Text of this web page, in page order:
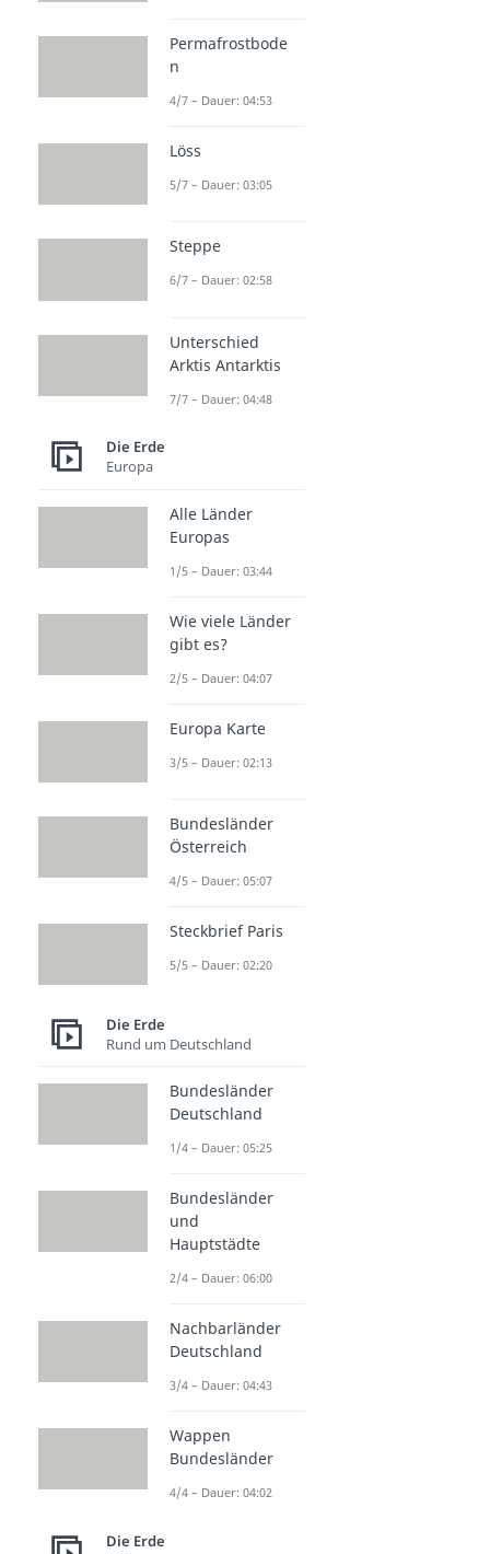
Permafrostbode
n
4/7 – Dauer: 04:53
Löss
5/7 – Dauer: 03:05
Steppe
6/7 – Dauer: 02:58
Unterschied
Arktis Antarktis
7/7 – Dauer: 04:48
Die Erde
Europa
Alle Länder
Europas
1/5 – Dauer: 03:44
Wie viele Länder
gibt es?
2/5 – Dauer: 04:07
Europa Karte
3/5 – Dauer: 02:13
Bundesländer
Österreich
4/5 – Dauer: 05:07
Steckbrief Paris
5/5 – Dauer: 02:20
Die Erde
Rund um Deutschland
Bundesländer
Deutschland
1/4 – Dauer: 05:25
Bundesländer
und
Hauptstädte
2/4 – Dauer: 06:00
Nachbarländer
Deutschland
3/4 – Dauer: 04:43
Wappen
Bundesländer
4/4 – Dauer: 04:02
Die Erde